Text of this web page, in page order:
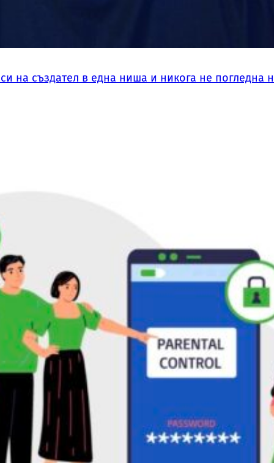
на създател в една ниша и никога не погледна